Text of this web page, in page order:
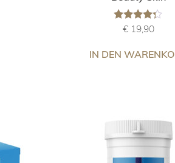
Bewertet
von 5
€ 19,90
IN DEN